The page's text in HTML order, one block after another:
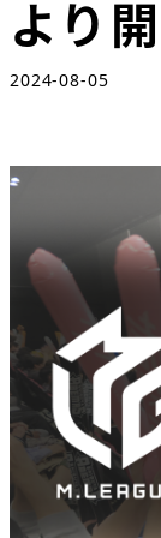
より
2024-08-05